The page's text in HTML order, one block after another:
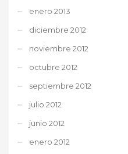
enero 2013
diciembre 2012
noviembre 2012
octubre 2012
septiembre 2012
julio 2012
junio 2012
enero 2012